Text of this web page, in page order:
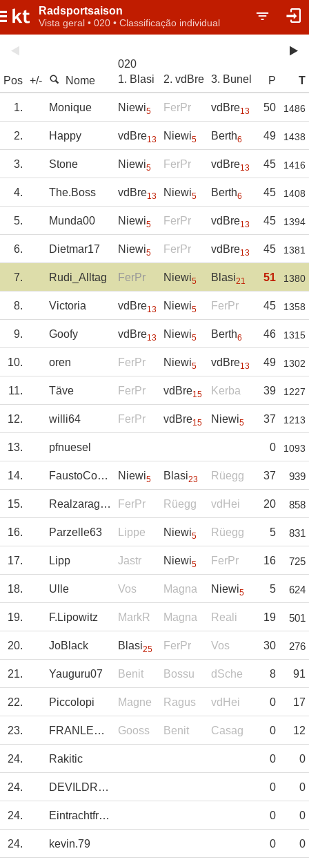
Radsportsaison
Vista geral • 020 • Classificação individual
Pos +/- Nome
020
1. Blasi
2. vdBre 3. Bunel P T
1. Monique Niewi5 FerPr vdBre13 50 1486
2. Happy vdBre13 Niewi5 Berth6 49 1438
3. Stone Niewi5 FerPr vdBre13 45 1416
4. The.Boss vdBre13 Niewi5 Berth6 45 1408
5. Munda00 Niewi5 FerPr vdBre13 45 1394
6. Dietmar17 Niewi5 FerPr vdBre13 45 1381
7. Rudi_Alltag FerPr Niewi5 Blasi21 51 1380
8. Victoria vdBre13 Niewi5 FerPr 45 1358
9. Goofy vdBre13 Niewi5 Berth6 46 1315
10. oren FerPr Niewi5 vdBre13 49 1302
11. Täve FerPr vdBre15 Kerba 39 1227
12. willi64 FerPr vdBre15 Niewi5 37 1213
13. pfnuesel 0 1093
14. FaustoCoppi Niewi5 Blasi23 Rüegg 37 939
15. Realzaragoza FerPr Rüegg vdHei 20 858
16. Parzelle63 Lippe Niewi5 Rüegg 5 831
17. Lipp Jastr Niewi5 FerPr 16 725
18. Ulle Vos Magna Niewi5 5 624
19. F.Lipowitz MarkR Magna Reali 19 501
20. JoBlack Blasi25 FerPr Vos 30 276
21. Yauguru07 Benit Bossu dSche 8 91
22. Piccolopi Magne Ragus vdHei 0 17
23. FRANLEGIDOS Gooss Benit Casag 0 12
24. Rakitic 0 0
24. DEVILDRIVER 0 0
24. Eintrachtfrankf 0 0
24. kevin.79 0 0